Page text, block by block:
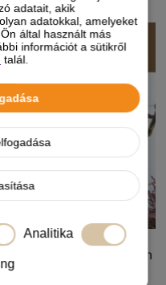
adatait, akik
adatokkal, amelyeket
által használt más
információt a sütikről
talál.
Analitika
a kutyáéval ellentétben
Hogy miért kell